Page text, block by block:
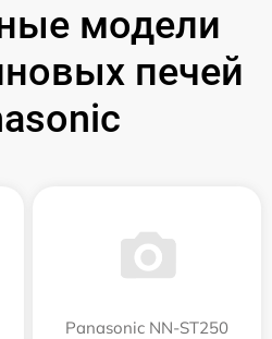
модели
печей
Panasonic NN-ST250